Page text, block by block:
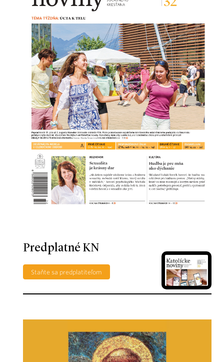
Predplatné KN
Staňte sa predplatiteľom